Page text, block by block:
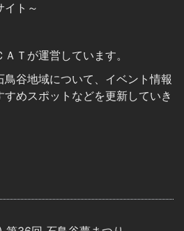
イト～
Ｔが運営しています。
谷地域について、イベント情報
めスポットなどを更新していき